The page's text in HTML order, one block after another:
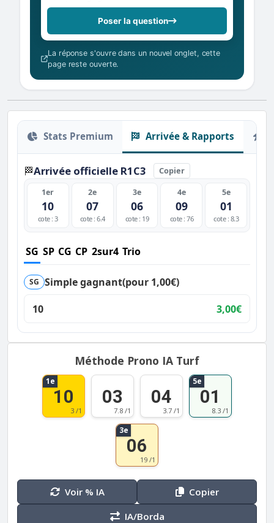
Poser la question
La réponse s'ouvre dans un nouvel onglet, cette
page reste ouverte.
Stats Premium Arrivée & Rapports
🏁Arrivée officielle R1C3 Copier
1er
10
cote : 3
2e
07
cote : 6.4
3e
06
cote : 19
4e
09
cote : 76
5e
01
cote : 8.3
SG SP CG CP 2sur4 Trio
SG Simple gagnant(pour 1,00€)
10
3,00€
Méthode Prono IA Turf
1e
10
3 /1
03
7.8 /1
04
3.7 /1
5e
01
8.3 /1
3e
06
19 /1
Voir % IA
Copier
IA/Borda